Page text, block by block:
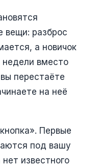
вещи: разброс
а новичок
недели вместо
перестаёте
на неё
Первые
под вашу
известного